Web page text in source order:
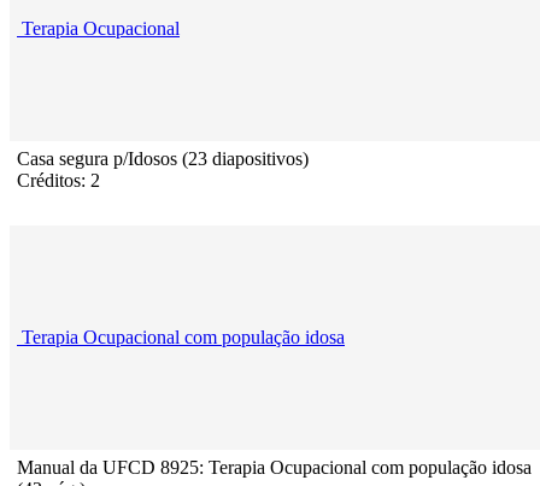
Terapia Ocupacional
Casa segura p/Idosos (23 diapositivos)
Créditos: 2
Terapia Ocupacional com população idosa
Manual da UFCD 8925: Terapia Ocupacional com população idosa